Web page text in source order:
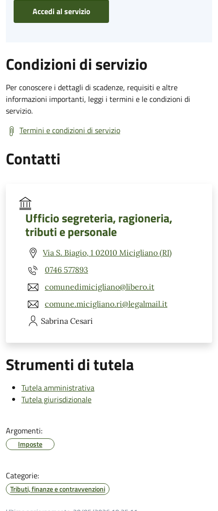
Accedi al servizio
Condizioni di servizio
Per conoscere i dettagli di scadenze, requisiti e altre
informazioni importanti, leggi i termini e le condizioni di
servizio.
Termini e condizioni di servizio
Contatti
Ufficio segreteria, ragioneria,
tributi e personale
Via S. Biagio, 1 02010 Micigliano (RI)
0746 577893
comunedimicigliano@libero.it
comune.micigliano.ri@legalmail.it
Sabrina Cesari
Strumenti di tutela
Tutela amministrativa
Tutela giurisdizionale
Argomenti:
Imposte
Categorie:
Tributi, finanze e contravvenzioni